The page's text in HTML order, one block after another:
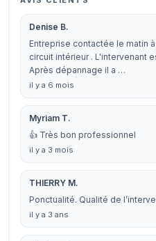
Denise B.
Entreprise contactée le matin
circuit intérieur . L'intervenant
Après dépannage il a …
il y a 6 mois
Myriam T.
👍 Très bon professionnel
il y a 3 mois
THIERRY M.
Ponctualité. Qualité de
il y a 3 ans